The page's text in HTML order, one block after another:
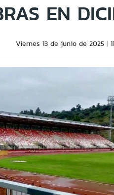
EN
Viernes 13 de junio de 2025